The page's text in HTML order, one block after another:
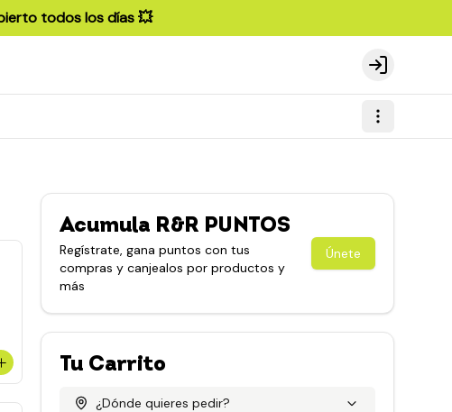
todos los días 💥
Login
Acumula R&R PUNTOS
Regístrate, gana puntos con tus
compras y canjealos por productos y
más
Únete
Tu Carrito
¿Dónde quieres pedir?